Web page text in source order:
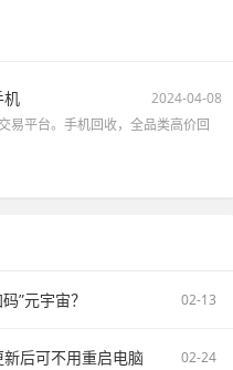
机
2024-04-08
易平台。手机回收，全品类高价回
”元宇宙？ 02-13
后可不用重启电脑 02-24